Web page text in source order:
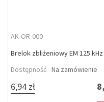
AK-OR-000
Brelok zbliżeniowy EM 125 kHz
Dostępność Na zamówienie
6,94 zł